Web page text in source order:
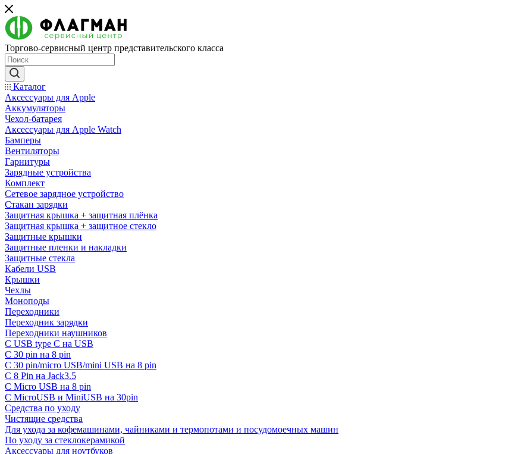
Торгово-сервисный центр представительского класса
Каталог
Аксессуары для Apple
Аккумуляторы
Чехол-батарея
Аксессуары для Apple Watch
Бамперы
Вентиляторы
Гарнитуры
Зарядные устройства
Комплект
Сетевое зарядное устройство
Стакан зарядки
Защитная крышка + защитная плёнка
Защитная крышка + защитное стекло
Защитные крышки
Защитные пленки и накладки
Защитные стекла
Кабели USB
Крышки
Чехлы
Моноподы
Переходники
Переходник зарядки
Переходники наушников
С USB type C на USB
С 30 pin на 8 pin
С 30 pin/micro USB/mini USB на 8 pin
С 8 Pin на Jack3.5
С Micro USB на 8 pin
С MicroUSB и MiniUSB на 30pin
Средства по уходу
Чистящие средства
Для ухода за кофемашинами, чайниками и термопотами и посудомоечных машин
По уходу за стеклокерамикой
Аксессуары для ноутбуков